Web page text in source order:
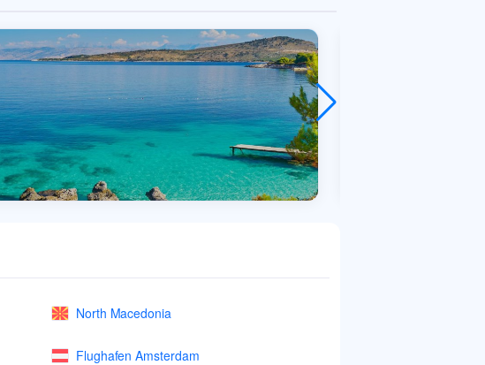
North Macedonia
Flughafen Amsterdam